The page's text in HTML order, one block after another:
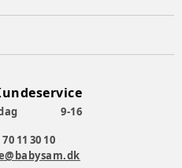
9-16
11 30 10